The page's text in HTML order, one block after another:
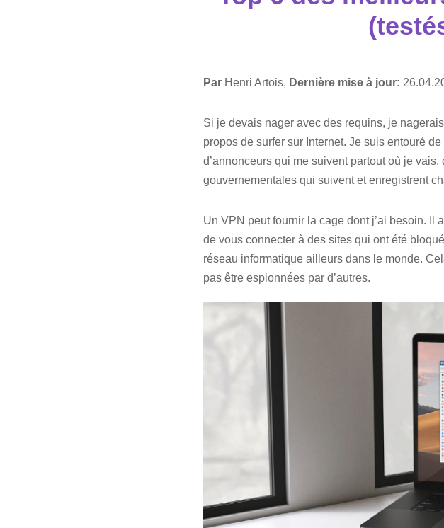
Par Henri Artois, Dernière mise à jour:
Si je devais nager avec des requins, je
propos de surfer sur Internet. Je suis entouré
d’annonceurs qui me suivent partout où je
gouvernementales qui suivent et enregistrent
Un VPN peut fournir la cage dont j’ai besoin. Il
de vous connecter à des sites qui ont été
réseau informatique ailleurs dans le monde.
pas être espionnées par d’autres.